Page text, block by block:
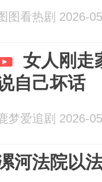
图看热剧 2026-
女人刚走
自己坏话
梦爱追剧 2026-
河法院以